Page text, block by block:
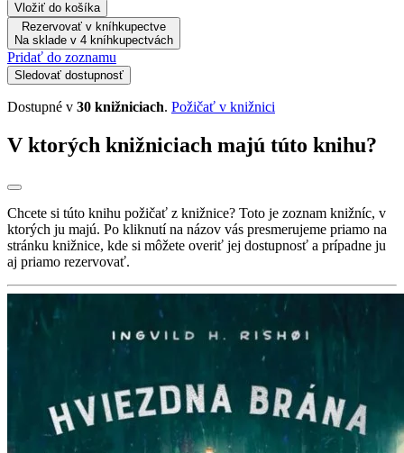
Vložiť do košíka
Rezervovať v kníhkupectve
Na sklade v 4 kníhkupectvách
Pridať do zoznamu
Sledovať dostupnosť
Dostupné v 30 knižniciach. Požičať v knižnici
V ktorých knižniciach majú túto knihu?
Chcete si túto knihu požičať z knižnice? Toto je zoznam knižníc, v
ktorých ju majú. Po kliknutí na názov vás presmerujeme priamo na
stránku knižnice, kde si môžete overiť jej dostupnosť a prípadne ju
aj priamo rezervovať.